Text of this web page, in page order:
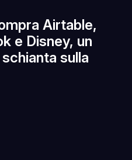
Airtable,
e Disney, un
sulla